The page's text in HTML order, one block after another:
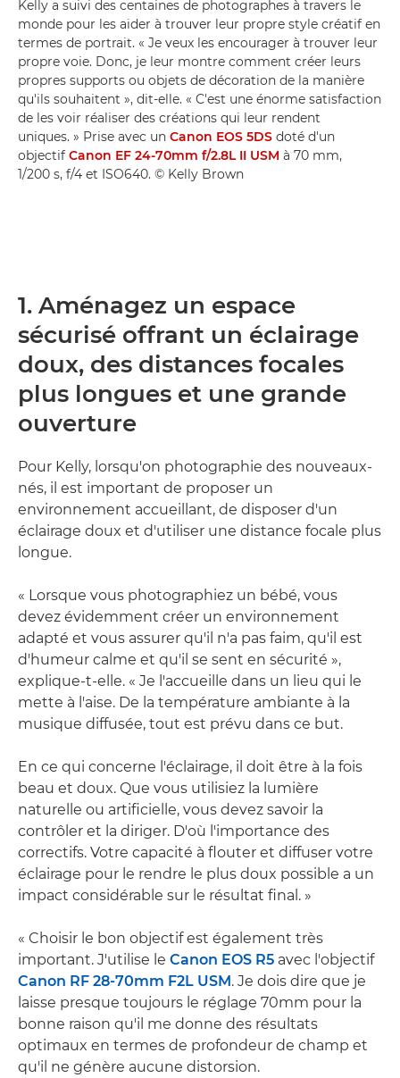
Kelly a suivi des centaines de photographes à travers le
monde pour les aider à trouver leur propre style créatif en
termes de portrait. « Je veux les encourager à trouver leur
propre voie. Donc, je leur montre comment créer leurs
propres supports ou objets de décoration de la manière
qu'ils souhaitent », dit-elle. « C'est une énorme satisfaction
de les voir réaliser des créations qui leur rendent
uniques. » Prise avec un Canon EOS 5DS doté d'un
objectif Canon EF 24-70mm f/2.8L II USM à 70 mm,
1/200 s, f/4 et ISO640. © Kelly Brown
1. Aménagez un espace
sécurisé offrant un éclairage
doux, des distances focales
plus longues et une grande
ouverture
Pour Kelly, lorsqu'on photographie des nouveaux-
nés, il est important de proposer un
environnement accueillant, de disposer d'un
éclairage doux et d'utiliser une distance focale plus
longue.
« Lorsque vous photographiez un bébé, vous
devez évidemment créer un environnement
adapté et vous assurer qu'il n'a pas faim, qu'il est
d'humeur calme et qu'il se sent en sécurité »,
explique-t-elle. « Je l'accueille dans un lieu qui le
mette à l'aise. De la température ambiante à la
musique diffusée, tout est prévu dans ce but.
En ce qui concerne l'éclairage, il doit être à la fois
beau et doux. Que vous utilisiez la lumière
naturelle ou artificielle, vous devez savoir la
contrôler et la diriger. D'où l'importance des
correctifs. Votre capacité à flouter et diffuser votre
éclairage pour le rendre le plus doux possible a un
impact considérable sur le résultat final. »
« Choisir le bon objectif est également très
important. J'utilise le Canon EOS R5 avec l'objectif
Canon RF 28-70mm F2L USM . Je dois dire que je
laisse presque toujours le réglage 70mm pour la
bonne raison qu'il me donne des résultats
optimaux en termes de profondeur de champ et
qu'il ne génère aucune distorsion.